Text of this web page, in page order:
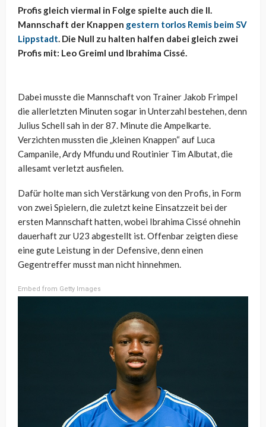
Profis gleich viermal in Folge spielte auch die II.
Mannschaft der Knappen gestern torlos Remis beim SV
Lippstadt. Die Null zu halten halfen dabei gleich zwei
Profis mit: Leo Greiml und Ibrahima Cissé.
Dabei musste die Mannschaft von Trainer Jakob Frimpel
die allerletzten Minuten sogar in Unterzahl bestehen, denn
Julius Schell sah in der 87. Minute die Ampelkarte.
Verzichten mussten die „kleinen Knappen“ auf Luca
Campanile, Ardy Mfundu und Routinier Tim Albutat, die
allesamt verletzt ausfielen.
Dafür holte man sich Verstärkung von den Profis, in Form
von zwei Spielern, die zuletzt keine Einsatzzeit bei der
ersten Mannschaft hatten, wobei Ibrahima Cissé ohnehin
dauerhaft zur U23 abgestellt ist. Offenbar zeigten diese
eine gute Leistung in der Defensive, denn einen
Gegentreffer musst man nicht hinnehmen.
Embed from Getty Images